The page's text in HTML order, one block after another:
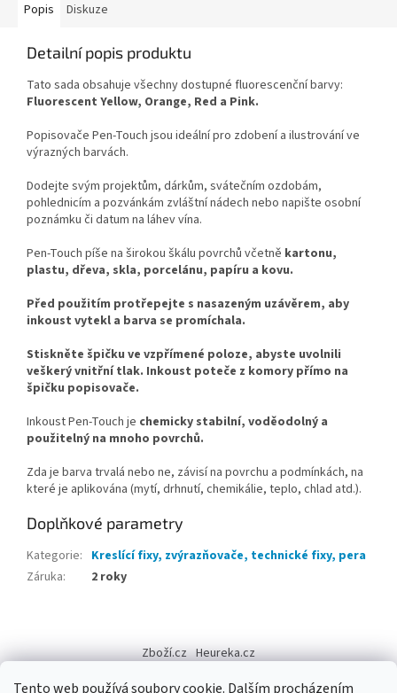
Tento web používá soubory cookie. Dalším procházením
Popis Diskuze
Detailní popis produktu
Tato sada obsahuje všechny dostupné fluorescenční barvy:
Fluorescent Yellow, Orange, Red a Pink.
Popisovače Pen-Touch jsou ideální pro zdobení a ilustrování ve
výrazných barvách.
Dodejte svým projektům, dárkům, svátečním ozdobám,
pohlednicím a pozvánkám zvláštní nádech nebo napište osobní
poznámku či datum na láhev vína.
Pen-Touch píše na širokou škálu povrchů včetně kartonu,
plastu, dřeva, skla, porcelánu, papíru a kovu.
Před použitím protřepejte s nasazeným uzávěrem, aby
inkoust vytekl a barva se promíchala.
Stiskněte špičku ve vzpřímené poloze, abyste uvolnili
veškerý vnitřní tlak. Inkoust poteče z komory přímo na
špičku popisovače.
Inkoust Pen-Touch je chemicky stabilní, voděodolný a
použitelný na mnoho povrchů.
Zda je barva trvalá nebo ne, závisí na povrchu a podmínkách, na
které je aplikována (mytí, drhnutí, chemikálie, teplo, chlad atd.).
Doplňkové parametry
Kategorie: Kreslící fixy, zvýrazňovače, technické fixy, pera
Záruka: 2 roky
p
Zboží.cz Heureka.cz